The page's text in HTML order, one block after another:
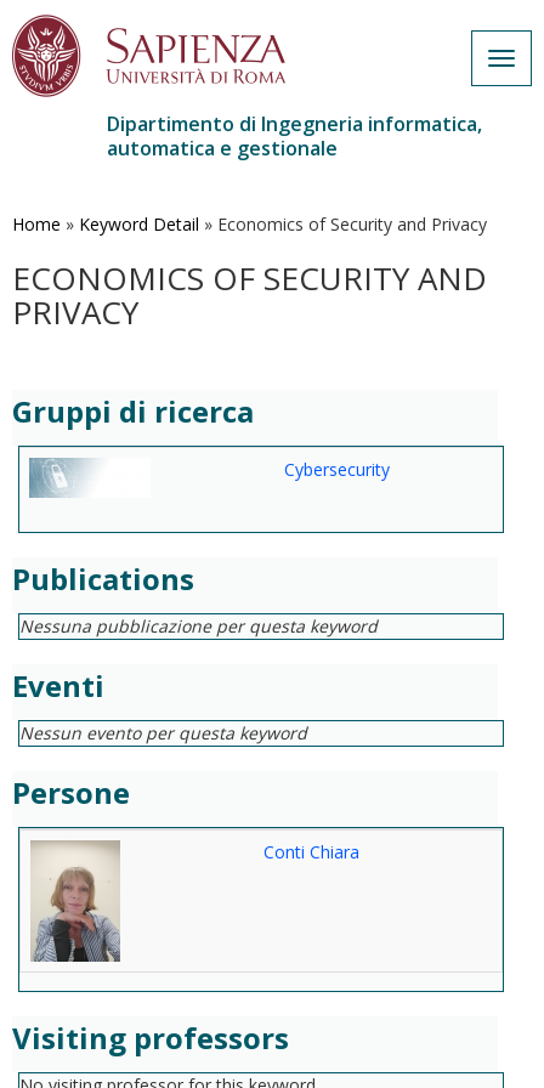
contenuto
Dipartimento di Ingegneria informatica,
automatica e gestionale
Home » Keyword Detail » Economics of Security and Privacy
ECONOMICS OF SECURITY AND
PRIVACY
Gruppi di ricerca
Cybersecurity
Publications
Nessuna pubblicazione per questa keyword
Eventi
Nessun evento per questa keyword
Persone
Conti Chiara
Visiting professors